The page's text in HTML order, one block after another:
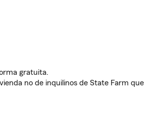
gratuita.
no de inquilinos de State Farm que